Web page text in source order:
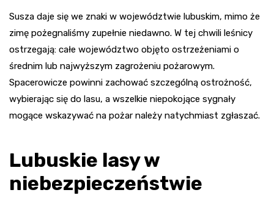
Susza daje się we znaki w województwie lubuskim, mimo że
zimę pożegnaliśmy zupełnie niedawno. W tej chwili leśnicy
ostrzegają: całe województwo objęto ostrzeżeniami o
średnim lub najwyższym zagrożeniu pożarowym.
Spacerowicze powinni zachować szczególną ostrożność,
wybierając się do lasu, a wszelkie niepokojące sygnały
mogące wskazywać na pożar należy natychmiast zgłaszać.
Lubuskie lasy w
niebezpieczeństwie